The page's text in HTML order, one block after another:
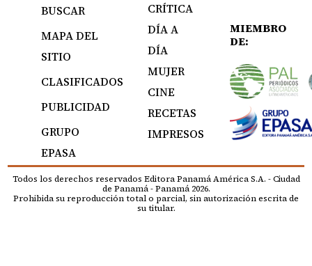
BUSCAR
MAPA DEL
SITIO
CLASIFICADOS
PUBLICIDAD
GRUPO
EPASA
CRÍTICA
DÍA A
DÍA
MUJER
CINE
RECETAS
IMPRESOS
MIEMBRO
DE:
Todos los derechos reservados Editora Panamá América S.A. - Ciudad
de Panamá - Panamá 2026.
Prohibida su reproducción total o parcial, sin autorización escrita de
su titular.